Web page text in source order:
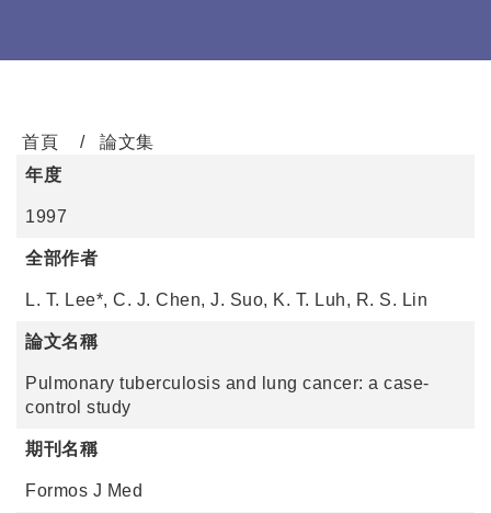
首頁
論文集
年度
1997
全部作者
L. T. Lee*, C. J. Chen, J. Suo, K. T. Luh, R. S. Lin
論文名稱
Pulmonary tuberculosis and lung cancer: a case-
control study
期刊名稱
Formos J Med